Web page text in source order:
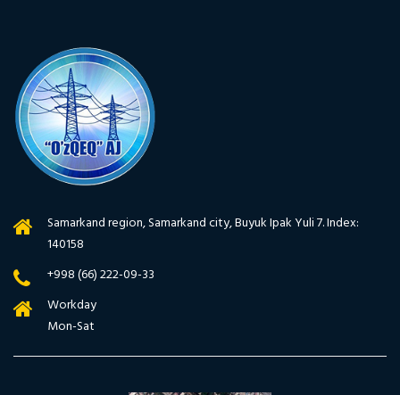
Samarkand region, Samarkand city, Buyuk Ipak Yuli 7. Index:
140158
+998 (66) 222-09-33
Workday
Mon-Sat